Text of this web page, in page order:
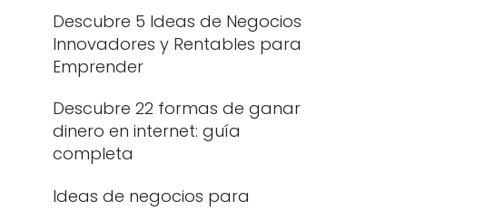
Descubre 5 Ideas de Negocios
Innovadores y Rentables para
Emprender
Descubre 22 formas de ganar
dinero en internet: guía
completa
Ideas de negocios para